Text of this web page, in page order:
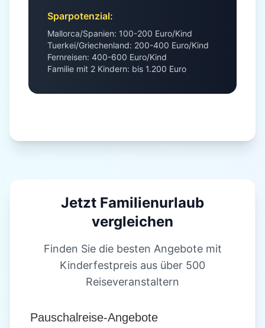
Sparpotenzial:
Mallorca/Spanien: 100-200 Euro/Kind
Tuerkei/Griechenland: 200-400 Euro/Kind
Fernreisen: 400-600 Euro/Kind
Familie mit 2 Kindern: bis 1.200 Euro
Jetzt Familienurlaub
vergleichen
Finden Sie die besten Angebote mit
Kinderfestpreis aus über 500
Reiseveranstaltern